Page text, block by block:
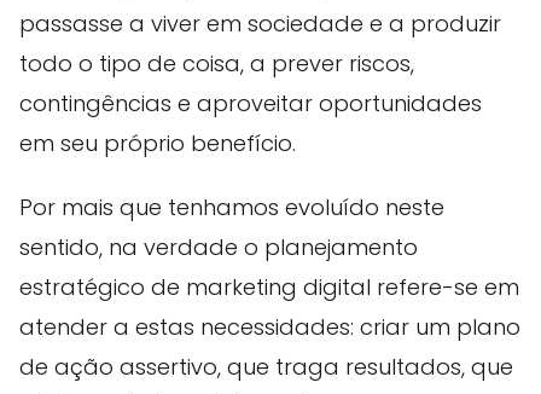
passasse a viver em sociedade e a produzir
todo o tipo de coisa, a prever riscos,
contingências e aproveitar oportunidades
em seu próprio benefício.
Por mais que tenhamos evoluído neste
sentido, na verdade o planejamento
estratégico de marketing digital refere-se em
atender a estas necessidades: criar um plano
de ação assertivo, que traga resultados, que